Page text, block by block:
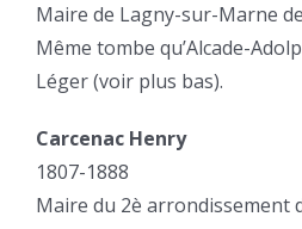
Maire de Lagny-sur-Marne
Même tombe qu’Alcade-
Léger (voir plus bas).
Carcenac Henry
1807-1888
Maire du 2è arrondissement